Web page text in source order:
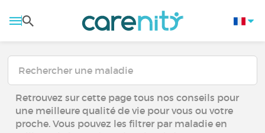
Retrouvez sur cette page tous nos conseils pour
une meilleure qualité de vie pour vous ou votre
proche. Vous pouvez les filtrer par maladie en